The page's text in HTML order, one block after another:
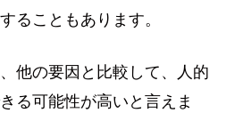
ることもあります。
他の要因と比較して、人的
る可能性が高いと言えま